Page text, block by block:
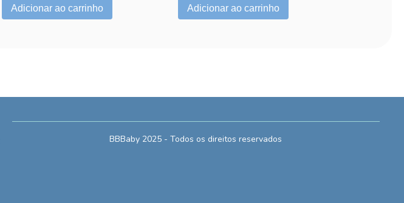
Adicionar ao carrinho Adicionar ao carrinho
BBBaby 2025 - Todos os direitos reservados